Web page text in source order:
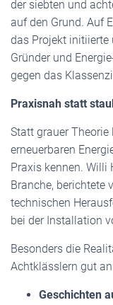
der siebten und
auf den Grund. Auf
das Projekt initiierte
Gründer und
gegen das
Praxisnah statt
Statt grauer
erneuerbaren
Praxis kennen. Willi
Branche, berichtete
technischen
bei der Installation
Besonders die
Achtklässlern gut
Geschichten